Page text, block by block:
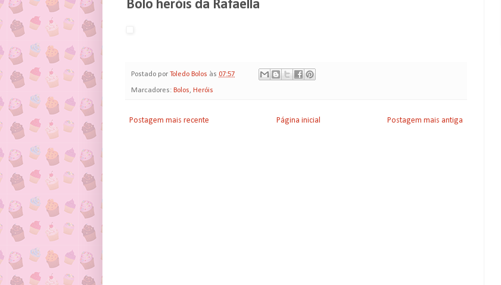
Bolo heróis da Rafaella
Postado por Toledo Bolos às 07:57
Marcadores: Bolos, Heróis
Postagem mais recente Postagem mais antiga
Página inicial